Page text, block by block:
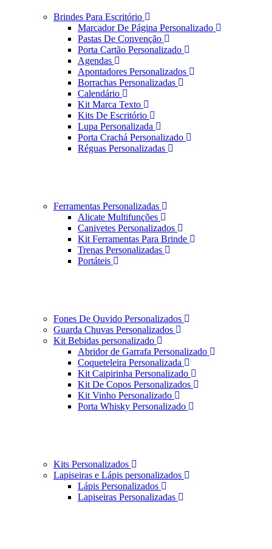
Brindes Para Escritório
Marcador De Página Personalizado
Pastas De Convenção
Porta Cartão Personalizado
Agendas
Apontadores Personalizados
Borrachas Personalizadas
Calendário
Kit Marca Texto
Kits De Escritório
Lupa Personalizada
Porta Crachá Personalizado
Réguas Personalizadas
Ferramentas Personalizadas
Alicate Multifunções
Canivetes Personalizados
Kit Ferramentas Para Brinde
Trenas Personalizadas
Portáteis
Fones De Ouvido Personalizados
Guarda Chuvas Personalizados
Kit Bebidas personalizado
Abridor de Garrafa Personalizado
Coqueteleira Personalizada
Kit Caipirinha Personalizado
Kit De Copos Personalizados
Kit Vinho Personalizado
Porta Whisky Personalizado
Kits Personalizados
Lapiseiras e Lápis personalizados
Lápis Personalizados
Lapiseiras Personalizadas